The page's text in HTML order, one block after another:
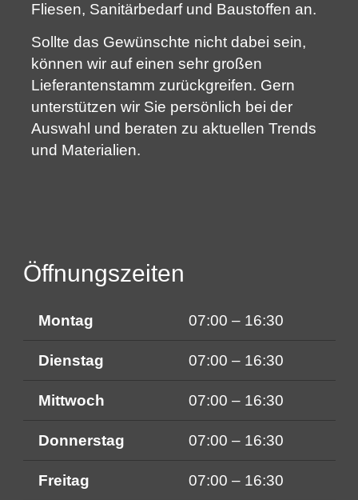
Fliesen, Sanitärbedarf und Baustoffen an.
Sollte das Gewünschte nicht dabei sein,
können wir auf einen sehr großen
Lieferantenstamm zurückgreifen. Gern
unterstützen wir Sie persönlich bei der
Auswahl und beraten zu aktuellen Trends
und Materialien.
Öffnungszeiten
Montag 07:00 – 16:30
Dienstag 07:00 – 16:30
Mittwoch 07:00 – 16:30
Donnerstag 07:00 – 16:30
Freitag 07:00 – 16:30